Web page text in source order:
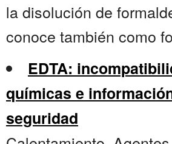
la disolución de
conoce también como
EDTA:
químicas e
seguridad